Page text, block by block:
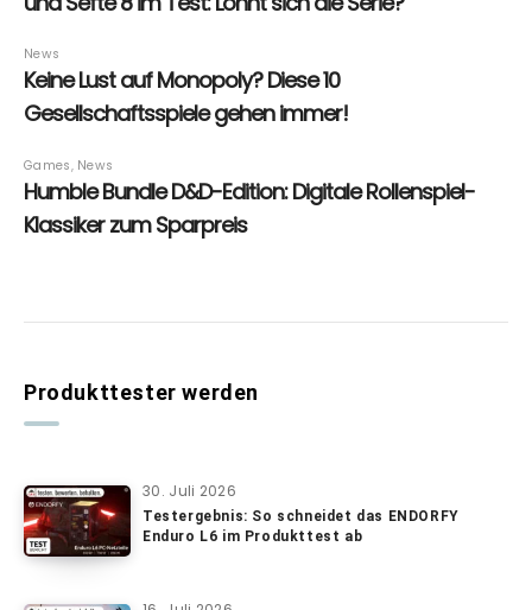
Produkttester werden
30. Juli 2026
Testergebnis: So schneidet das ENDORFY
Enduro L6 im Produkttest ab